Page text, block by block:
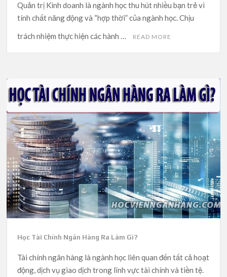
Quản trị Kinh doanh là ngành học thu hút nhiều bạn trẻ vì
tính chất năng động và “hợp thời” của ngành học. Chịu
trách nhiệm thực hiện các hành …
READ MORE
Học Tài Chính Ngân Hàng Ra Làm Gì?
Tài chính ngân hàng là ngành học liên quan đến tất cả hoạt
động, dịch vụ giao dịch trong lĩnh vực tài chính và tiền tệ.